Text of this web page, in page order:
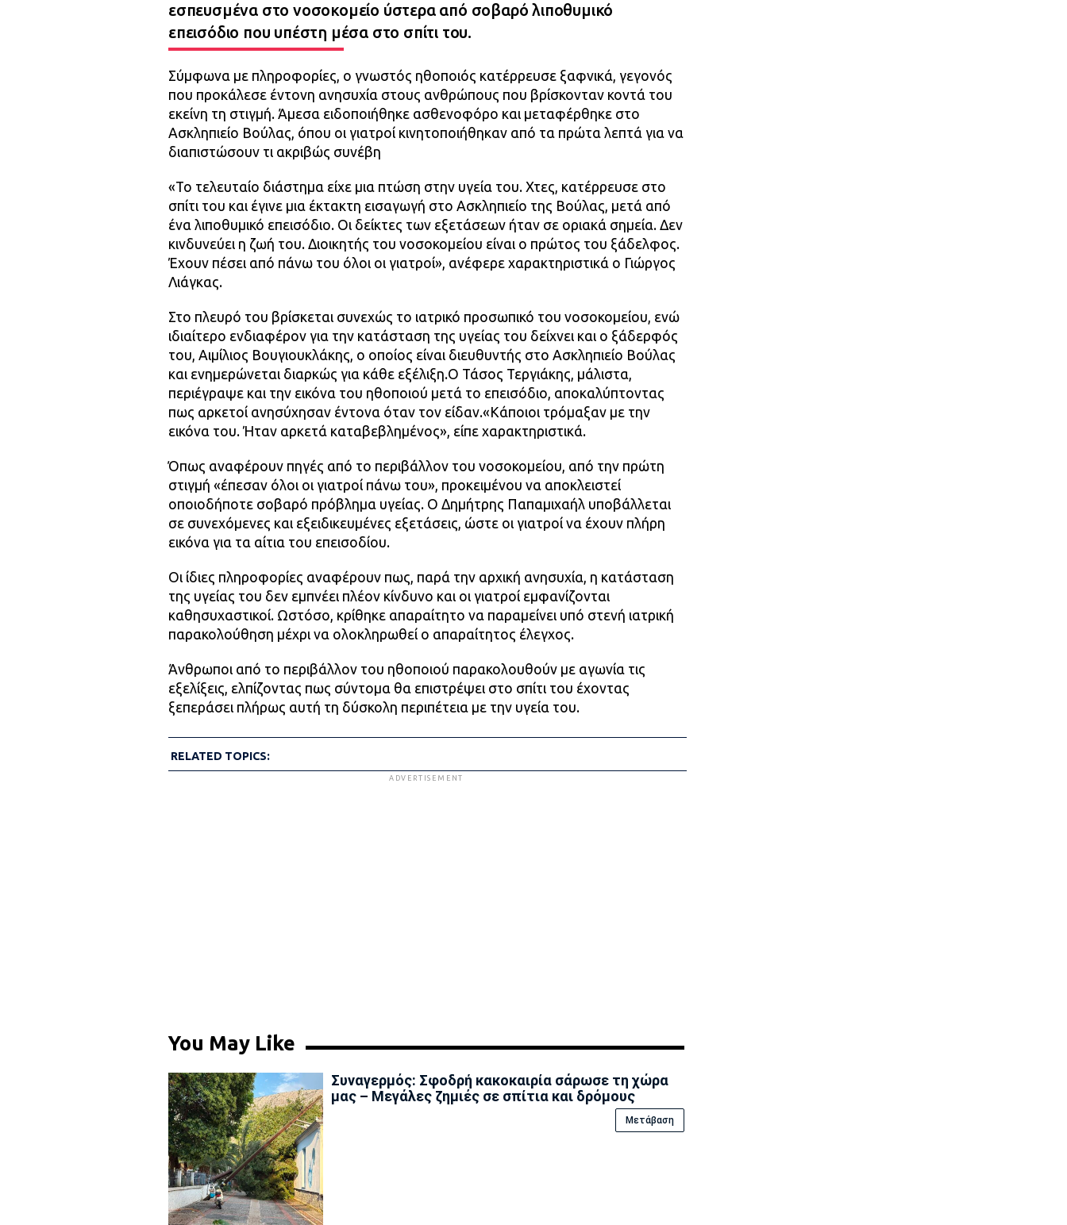
εσπευσμένα στο νοσοκομείο ύστερα από σοβαρό λιποθυμικό
επεισόδιο που υπέστη μέσα στο σπίτι του.
Σύμφωνα με πληροφορίες, ο γνωστός ηθοποιός κατέρρευσε ξαφνικά, γεγονός
που προκάλεσε έντονη ανησυχία στους ανθρώπους που βρίσκονταν κοντά του
εκείνη τη στιγμή. Άμεσα ειδοποιήθηκε ασθενοφόρο και μεταφέρθηκε στο
Ασκληπιείο Βούλας, όπου οι γιατροί κινητοποιήθηκαν από τα πρώτα λεπτά για να
διαπιστώσουν τι ακριβώς συνέβη
«Το τελευταίο διάστημα είχε μια πτώση στην υγεία του. Χτες, κατέρρευσε στο
σπίτι του και έγινε μια έκτακτη εισαγωγή στο Ασκληπιείο της Βούλας, μετά από
ένα λιποθυμικό επεισόδιο. Οι δείκτες των εξετάσεων ήταν σε οριακά σημεία. Δεν
κινδυνεύει η ζωή του. Διοικητής του νοσοκομείου είναι ο πρώτος του ξάδελφος.
Έχουν πέσει από πάνω του όλοι οι γιατροί», ανέφερε χαρακτηριστικά ο Γιώργος
Λιάγκας.
Στο πλευρό του βρίσκεται συνεχώς το ιατρικό προσωπικό του νοσοκομείου, ενώ
ιδιαίτερο ενδιαφέρον για την κατάσταση της υγείας του δείχνει και ο ξάδερφός
του, Αιμίλιος Βουγιουκλάκης, ο οποίος είναι διευθυντής στο Ασκληπιείο Βούλας
και ενημερώνεται διαρκώς για κάθε εξέλιξη.Ο Τάσος Τεργιάκης, μάλιστα,
περιέγραψε και την εικόνα του ηθοποιού μετά το επεισόδιο, αποκαλύπτοντας
πως αρκετοί ανησύχησαν έντονα όταν τον είδαν.«Κάποιοι τρόμαξαν με την
εικόνα του. Ήταν αρκετά καταβεβλημένος», είπε χαρακτηριστικά.
Όπως αναφέρουν πηγές από το περιβάλλον του νοσοκομείου, από την πρώτη
στιγμή «έπεσαν όλοι οι γιατροί πάνω του», προκειμένου να αποκλειστεί
οποιοδήποτε σοβαρό πρόβλημα υγείας. Ο Δημήτρης Παπαμιχαήλ υποβάλλεται
σε συνεχόμενες και εξειδικευμένες εξετάσεις, ώστε οι γιατροί να έχουν πλήρη
εικόνα για τα αίτια του επεισοδίου.
Οι ίδιες πληροφορίες αναφέρουν πως, παρά την αρχική ανησυχία, η κατάσταση
της υγείας του δεν εμπνέει πλέον κίνδυνο και οι γιατροί εμφανίζονται
καθησυχαστικοί. Ωστόσο, κρίθηκε απαραίτητο να παραμείνει υπό στενή ιατρική
παρακολούθηση μέχρι να ολοκληρωθεί ο απαραίτητος έλεγχος.
Άνθρωποι από το περιβάλλον του ηθοποιού παρακολουθούν με αγωνία τις
εξελίξεις, ελπίζοντας πως σύντομα θα επιστρέψει στο σπίτι του έχοντας
ξεπεράσει πλήρως αυτή τη δύσκολη περιπέτεια με την υγεία του.
RELATED TOPICS:
ADVERTISEMENT
You May Like
Συναγερμός: Σφοδρή κακοκαιρία σάρωσε τη χώρα
μας – Μεγάλες ζημιές σε σπίτια και δρόμους
Μετάβαση